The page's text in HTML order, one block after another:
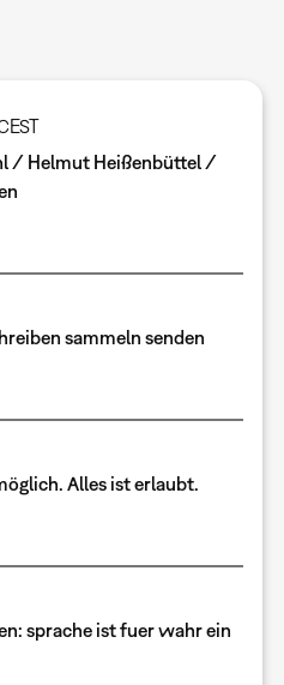
/ Helmut Heißenbüttel /
sammeln senden
Alles ist erlaubt.
sprache ist fuer wahr ein